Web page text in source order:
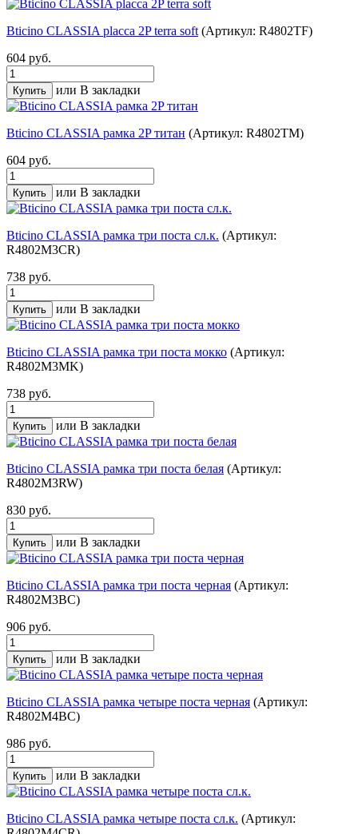
Bticino CLASSIA placca 2P terra soft (Артикул: R4802TF)
604 руб.
или В закладки
Bticino CLASSIA рамка 2P титан (Артикул: R4802TM)
604 руб.
или В закладки
Bticino CLASSIA рамка три поста сл.к. (Артикул:
R4802M3CR)
738 руб.
или В закладки
Bticino CLASSIA рамка три поста мокко (Артикул:
R4802M3MK)
738 руб.
или В закладки
Bticino CLASSIA рамка три поста белая (Артикул:
R4802M3RW)
830 руб.
или В закладки
Bticino CLASSIA рамка три поста черная (Артикул:
R4802M3BC)
906 руб.
или В закладки
Bticino CLASSIA рамка четыре поста черная (Артикул:
R4802M4BC)
986 руб.
или В закладки
Bticino CLASSIA рамка четыре поста сл.к. (Артикул: